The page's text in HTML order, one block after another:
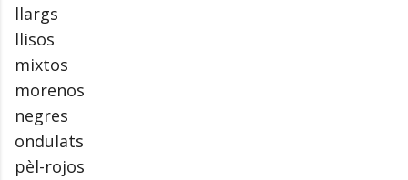
llargs
llisos
mixtos
morenos
negres
ondulats
pèl-rojos